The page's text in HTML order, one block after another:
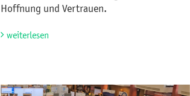
Hoffnung und Vertrauen.
weiterlesen